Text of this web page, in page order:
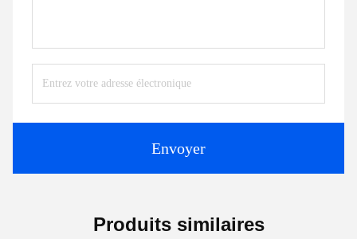
Envoyer
Produits similaires